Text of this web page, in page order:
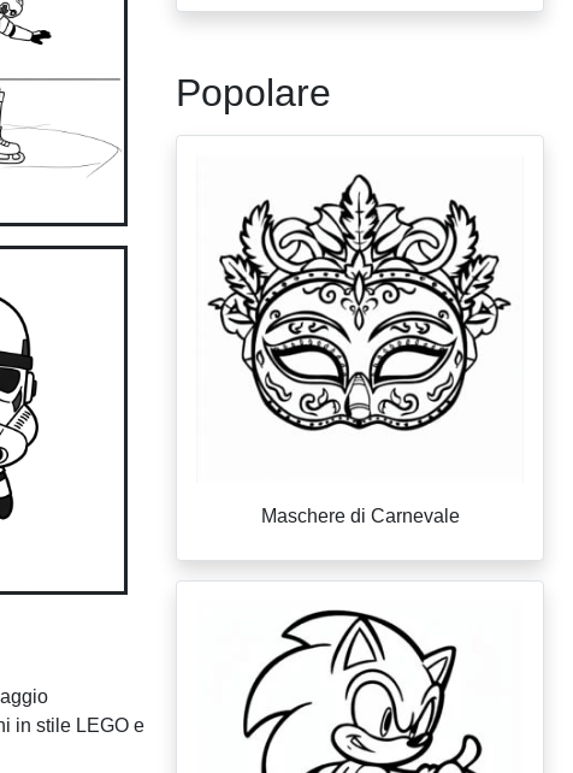
in stile LEGO e
Popolare
Maschere di Carnevale